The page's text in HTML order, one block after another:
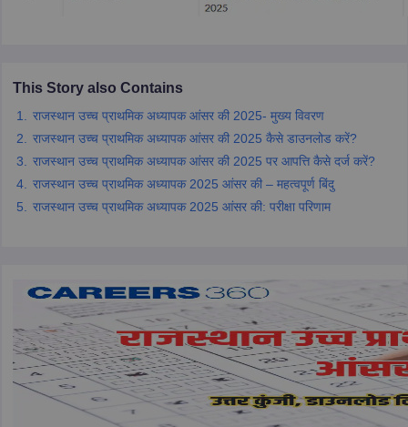
AFCAT Exam Dates
UPSC IAS Answer key
RRB NTPC Exam patternRRB NTPC Answer key
D Exam CentresRRB Group D Exam pattern
NET Exam PatternUGC NET Question Papers
Question Papers
This Story also Contains
राजस्थान उच्च प्राथमिक अध्यापक आंसर की 2025- मुख्य विवरण
राजस्थान उच्च प्राथमिक अध्यापक आंसर की 2025 कैसे डाउनलोड करें?
राजस्थान उच्च प्राथमिक अध्यापक आंसर की 2025 पर आपत्ति कैसे दर्ज करें?
राजस्थान उच्च प्राथमिक अध्यापक 2025 आंसर की – महत्वपूर्ण बिंदु
राजस्थान उच्च प्राथमिक अध्यापक 2025 आंसर की: परीक्षा परिणाम